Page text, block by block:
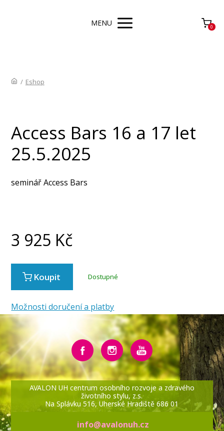
MENU 0
/ Eshop
Access Bars 16 a 17 let
25.5.2025
seminář Access Bars
3 925 Kč
Koupit Dostupné
Možnosti doručení a platby
AVALON UH centrum osobního rozvoje a zdravého
životního stylu, z.s.
Na Splávku 516, Uherské Hradiště 686 01
info@avalonuh.cz